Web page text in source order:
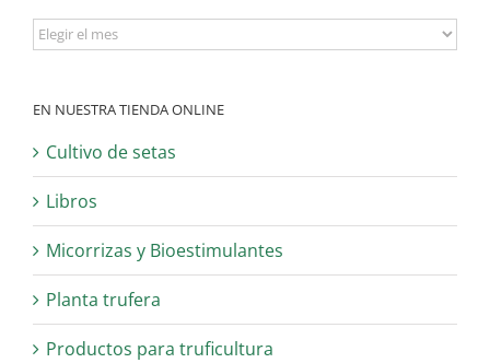
Archivo
EN NUESTRA TIENDA ONLINE
Cultivo de setas
Libros
Micorrizas y Bioestimulantes
Planta trufera
Productos para truficultura